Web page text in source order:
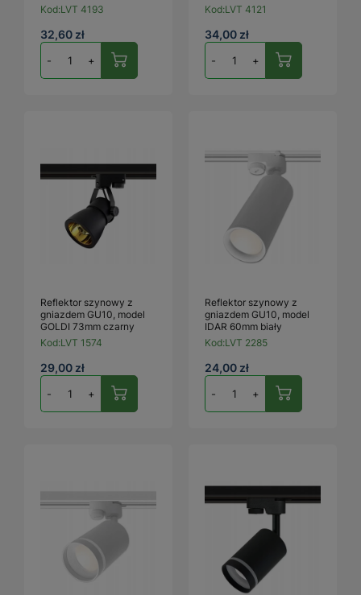
Kod:LVT 4193
32,60 zł
- +
Kod:LVT 4121
34,00 zł
- +
Reflektor szynowy z
gniazdem GU10, model
GOLDI 73mm czarny
Kod:LVT 1574
29,00 zł
- +
Reflektor szynowy z
gniazdem GU10, model
IDAR 60mm biały
Kod:LVT 2285
24,00 zł
- +